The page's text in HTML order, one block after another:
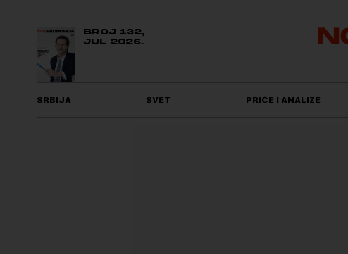
BROJ 132,
JUL 2026.
SRBIJA SVET PRIČE I ANALIZE